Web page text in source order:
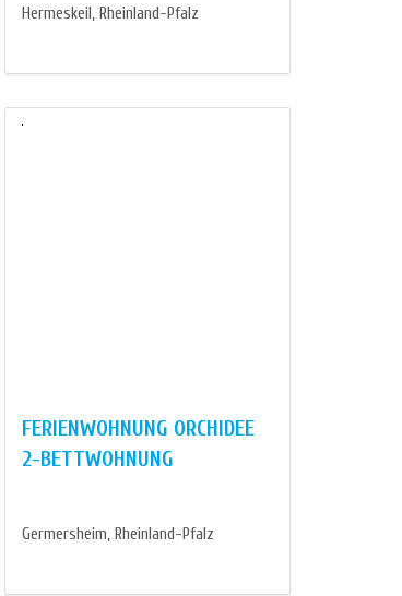
Hermeskeil, Rheinland-Pfalz
FERIENWOHNUNG ORCHIDEE
2-BETTWOHNUNG
Germersheim, Rheinland-Pfalz